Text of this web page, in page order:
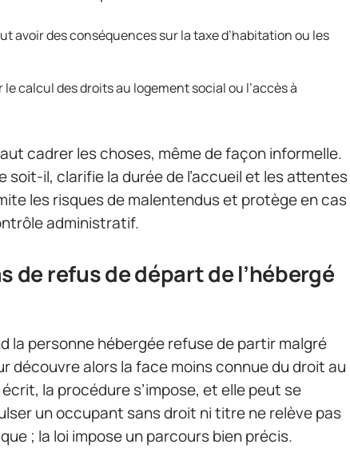
avoir des conséquences sur la taxe d’habitation ou les
calcul des droits au logement social ou l’accès à
cadrer les choses, même de façon informelle.
soit-il, clarifie la durée de l’accueil et les attentes
les risques de malentendus et protège en cas
administratif.
de refus de départ de l’hébergé
la personne hébergée refuse de partir malgré
découvre alors la face moins connue du droit au
la procédure s’impose, et elle peut se
un occupant sans droit ni titre ne relève pas
; la loi impose un parcours bien précis.